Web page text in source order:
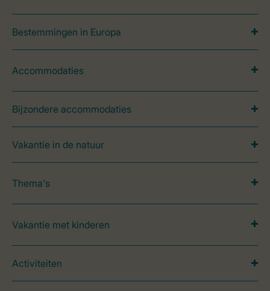
Bestemmingen in Europa
Accommodaties
Bijzondere accommodaties
Vakantie in de natuur
Thema's
Vakantie met kinderen
Activiteiten